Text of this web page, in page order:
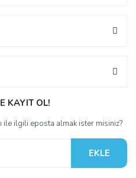
KAYIT OL!
ile ilgili eposta almak ister misiniz?
EKLE